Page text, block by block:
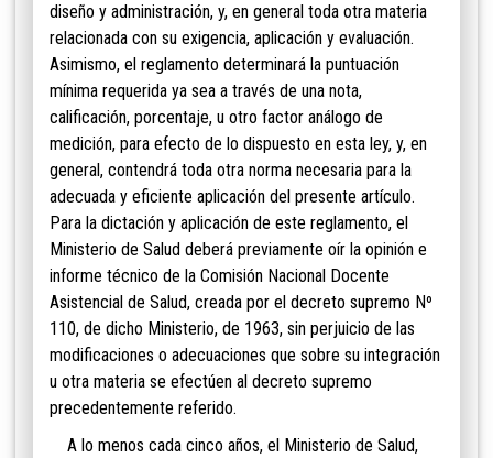
diseño y administración, y, en general toda otra materia
relacionada con su exigencia, aplicación y evaluación.
Asimismo, el reglamento determinará la puntuación
mínima requerida ya sea a través de una nota,
calificación, porcentaje, u otro factor análogo de
medición, para efecto de lo dispuesto en esta ley, y, en
general, contendrá toda otra norma necesaria para la
adecuada y eficiente aplicación del presente artículo.
Para la dictación y aplicación de este reglamento, el
Ministerio de Salud deberá previamente oír la opinión e
informe técnico de la Comisión Nacional Docente
Asistencial de Salud, creada por el decreto supremo Nº
110, de dicho Ministerio, de 1963, sin perjuicio de las
modificaciones o adecuaciones que sobre su integración
u otra materia se efectúen al decreto supremo
precedentemente referido.
A lo menos cada cinco años, el Ministerio de Salud,